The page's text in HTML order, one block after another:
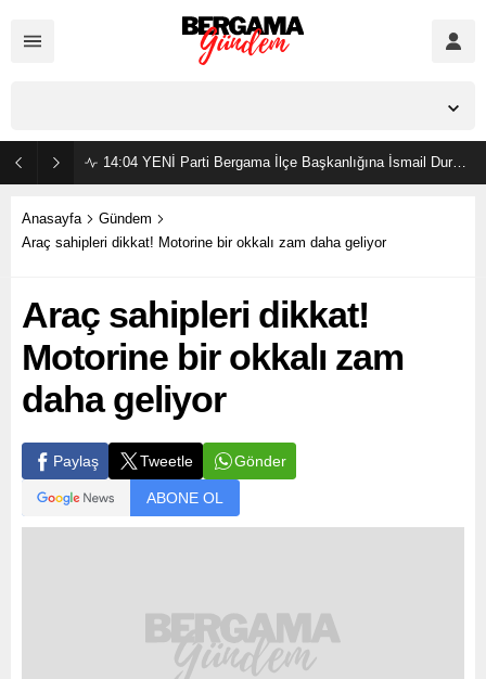
14:04 YENİ Parti Bergama İlçe Başkanlığına İsmail Durmaz görevlendirildi
Anasayfa
Gündem
Araç sahipleri dikkat! Motorine bir okkalı zam daha geliyor
Araç sahipleri dikkat!
Motorine bir okkalı zam
daha geliyor
Paylaş Tweetle Gönder
ABONE OL